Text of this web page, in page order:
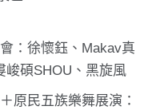
：徐懷鈺、Makav真
峻碩SHOU、黑旋風
原民五族樂舞展演：